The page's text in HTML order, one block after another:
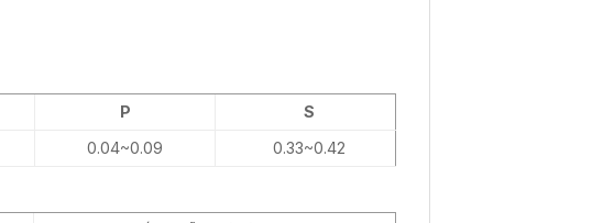
P
S
0.04~0.09 0.33~0.42